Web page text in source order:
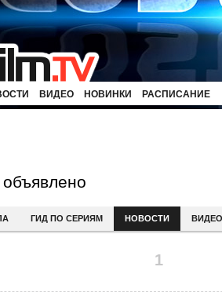
ВИДЕО НОВИНКИ РАСПИСАНИЕ
ГИД ПО СЕРИЯМ НОВОСТИ ВИДЕО
1